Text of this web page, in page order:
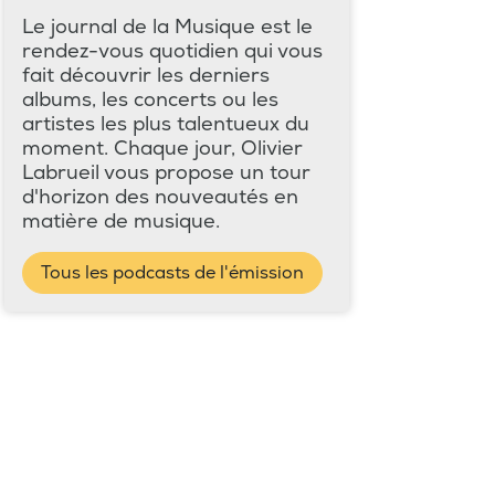
Le journal de la Musique est le
rendez-vous quotidien qui vous
fait découvrir les derniers
albums, les concerts ou les
artistes les plus talentueux du
moment. Chaque jour, Olivier
Labrueil vous propose un tour
d'horizon des nouveautés en
matière de musique.
Tous les podcasts de l'émission